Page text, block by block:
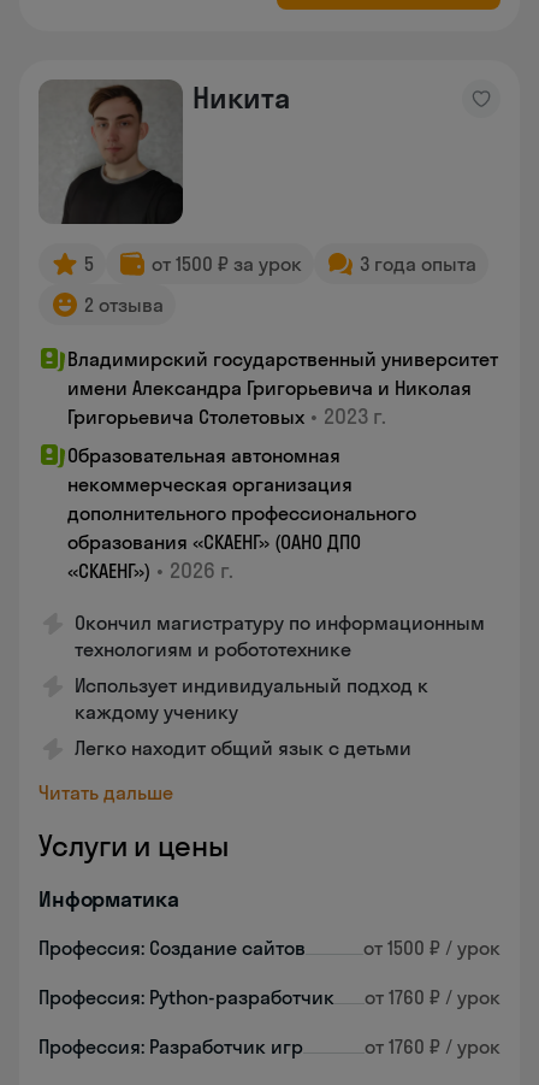
Никита
5 от 1500 ₽ за урок
3 года опыта
2 отзыва
Владимирский государственный университет
имени Александра Григорьевича и Николая
Григорьевича Столетовых • 2023 г.
Образовательная автономная
некоммерческая организация
дополнительного профессионального
образования «СКАЕНГ» (ОАНО ДПО
«СКАЕНГ») • 2026 г.
Окончил магистратуру по информационным
технологиям и робототехнике
Использует индивидуальный подход к
каждому ученику
Легко находит общий язык с детьми
Читать дальше
Услуги и цены
Информатика
Профессия: Создание сайтов от 1500 ₽ / урок
Профессия: Python-разработчик от 1760 ₽ / урок
Профессия: Разработчик игр от 1760 ₽ / урок